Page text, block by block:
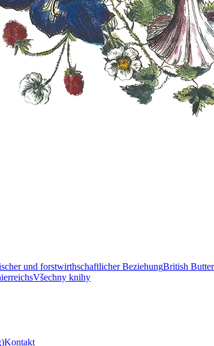
und forstwirthschaftlicher BeziehungBritish
Všechny knihy
Kontakt